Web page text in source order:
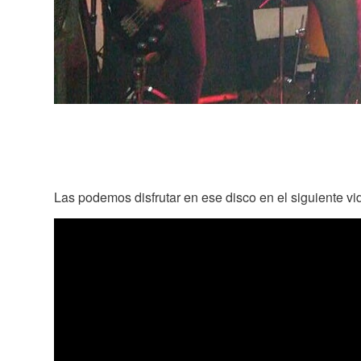
Las podemos disfrutar en ese disco en el siguiente